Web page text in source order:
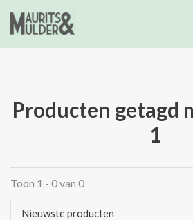
Producten getagd
1
Toon 1 - 0 van 0
Nieuwste producten